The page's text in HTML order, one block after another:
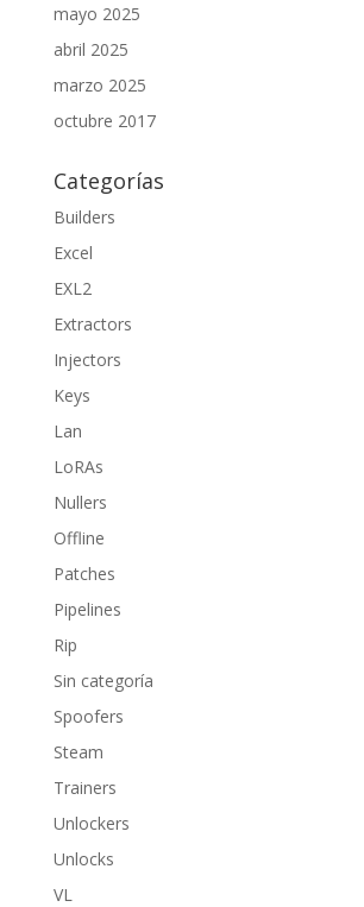
mayo 2025
abril 2025
marzo 2025
octubre 2017
Categorías
Builders
Excel
EXL2
Extractors
Injectors
Keys
Lan
LoRAs
Nullers
Offline
Patches
Pipelines
Rip
Sin categoría
Spoofers
Steam
Trainers
Unlockers
Unlocks
VL